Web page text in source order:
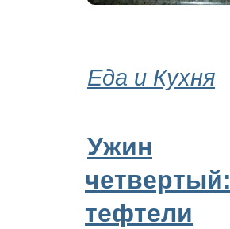
Еда и Кухня
Ужин
четвертый:
тефтели